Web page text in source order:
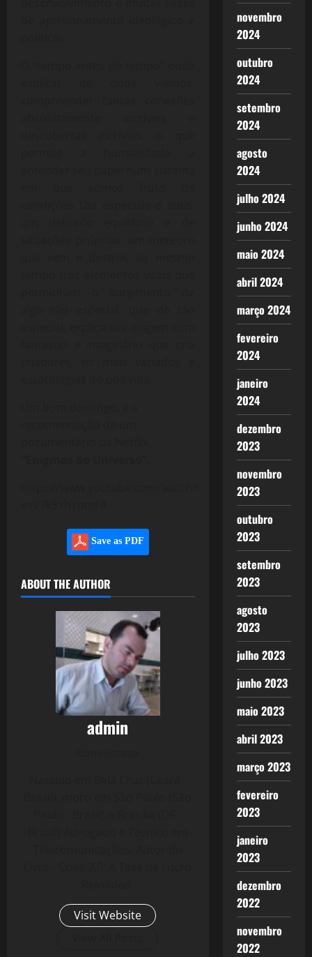
Save as PDF
ABOUT THE AUTHOR
admin
Visit Website
novembro
2024
outubro
2024
setembro
2024
agosto
2024
julho 2024
junho 2024
maio 2024
abril 2024
março 2024
fevereiro
2024
janeiro
2024
dezembro
2023
novembro
2023
outubro
2023
setembro
2023
agosto
2023
julho 2023
junho 2023
maio 2023
abril 2023
março 2023
fevereiro
2023
janeiro
2023
dezembro
2022
novembro
2022